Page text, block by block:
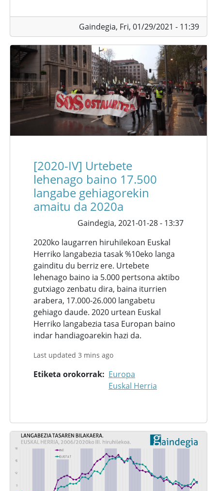
Gaindegia, Fri, 01/29/2021 - 11:39
[2020-IV] Urtebete
lehenago baino 17.500
langabe gehiagorekin
amaitu da 2020a
Gaindegia, 2021-01-28 - 13:37
2020ko laugarren hiruhilekoan Euskal
Herriko langabezia tasak %10eko langa
gainditu du berriz ere. Urtebete
lehenago baino ia 5.000 pertsona aktibo
gutxiago zenbatu dira, baina iturrien
arabera, 17.000-26.000 langabetu
gehiago daude. 2020 urtean Euskal
Herriko langabezia tasa Europan baino
indar handiagoarekin hazi da.
Last updated 3 mins ago
Etiketa orokorrak
Europa
Euskal Herria